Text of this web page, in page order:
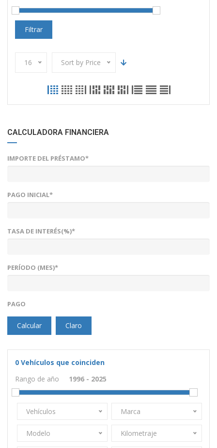
Filtrar
16 Sort by Price
CALCULADORA FINANCIERA
IMPORTE DEL PRÉSTAMO*
PAGO INICIAL*
TASA DE INTERÉS(%)*
PERÍODO (MES)*
PAGO
Calcular Claro
0 Vehículos que coinciden
Rango de año
Vehículos Marca
Modelo Kilometraje